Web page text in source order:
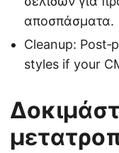
αποσπάσματα.
Cleanup:
styles if your